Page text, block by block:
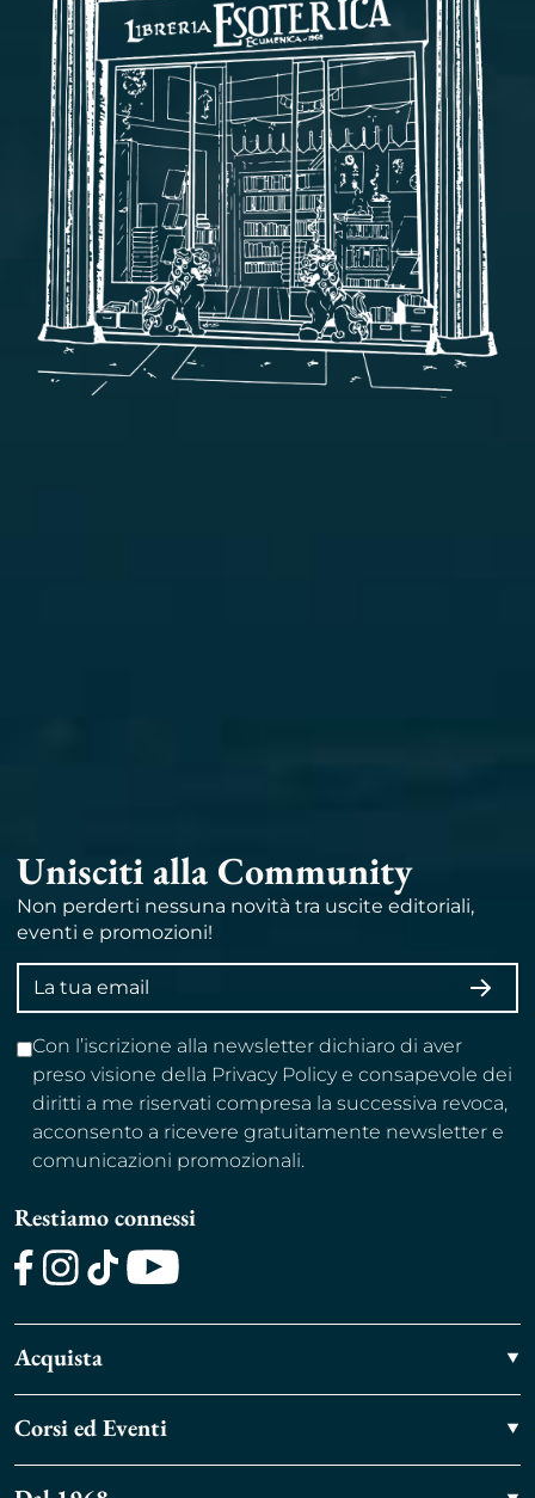
Unisciti alla Community
Non perderti nessuna novità tra uscite editoriali,
eventi e promozioni!
Indirizzo
email
Con l’iscrizione alla newsletter dichiaro di aver
preso visione della Privacy Policy e consapevole dei
diritti a me riservati compresa la successiva revoca,
acconsento a ricevere gratuitamente newsletter e
comunicazioni promozionali.
Restiamo connessi
Acquista
Corsi ed Eventi